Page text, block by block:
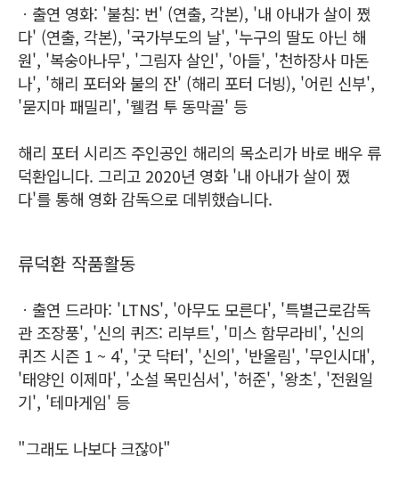
ㆍ출연 영화: '불침: 번' (연출, 각본), '내 아내가 살이 쪘
다' (연출, 각본), '국가부도의 날', '누구의 딸도 아닌 해
원', '복숭아나무', '그림자 살인', '아들', '천하장사 마돈
나', '해리 포터와 불의 잔' (해리 포터 더빙), '어린 신부',
'묻지마 패밀리', '웰컴 투 동막골' 등
해리 포터 시리즈 주인공인 해리의 목소리가 바로 배우 류
덕환입니다. 그리고 2020년 영화 '내 아내가 살이 쪘
다'를 통해 영화 감독으로 데뷔했습니다.
류덕환 작품활동
ㆍ출연 드라마: 'LTNS', '아무도 모른다', '특별근로감독
관 조장풍', '신의 퀴즈: 리부트', '미스 함무라비', '신의
퀴즈 시즌 1 ~ 4', '굿 닥터', '신의', '반올림', '무인시대',
'태양인 이제마', '소설 목민심서', '허준', '왕초', '전원일
기', '테마게임' 등
"그래도 나보다 크잖아"